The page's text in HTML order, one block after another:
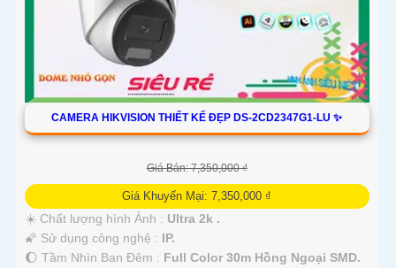
CAMERA HIKVISION THIẾT KẾ ĐẸP DS-2CD2347G1-LU ✨
Giá Bán: 7,350,000 ₫
Giá Khuyến Mại: 7,350,000 ₫
☀️ Chất lượng hình Ảnh : Ultra 2k .
🌠 Sử dụng công nghệ : IP.
🌔 Tầm Nhìn Ban Đêm : Full Color 30m Hồng Ngoại SMD.